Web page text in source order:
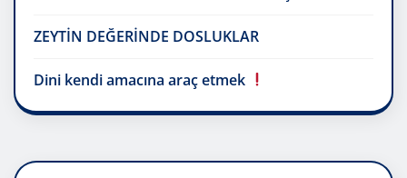
ZEYTİN DEĞERİNDE DOSLUKLAR
Dini kendi amacına araç etmek